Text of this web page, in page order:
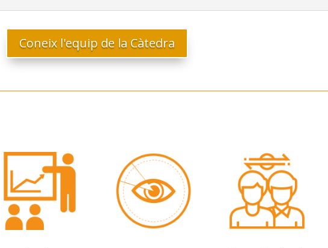
Coneix l'equip de la Càtedra